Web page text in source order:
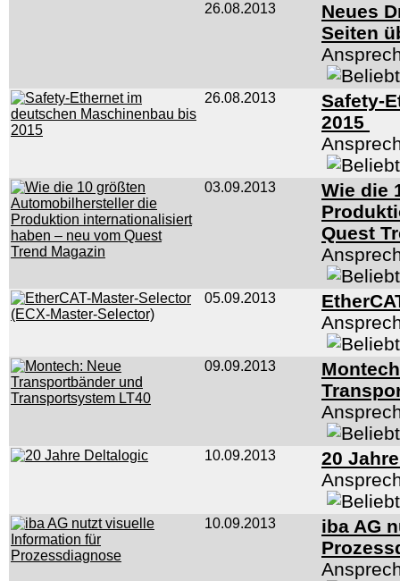
26.08.2013
Neues
Seiten
26.08.2013
Safety-
2015
03.09.2013
Wie die
Quest
05.09.2013
09.09.2013
10.09.2013
20
10.09.2013
iba AG